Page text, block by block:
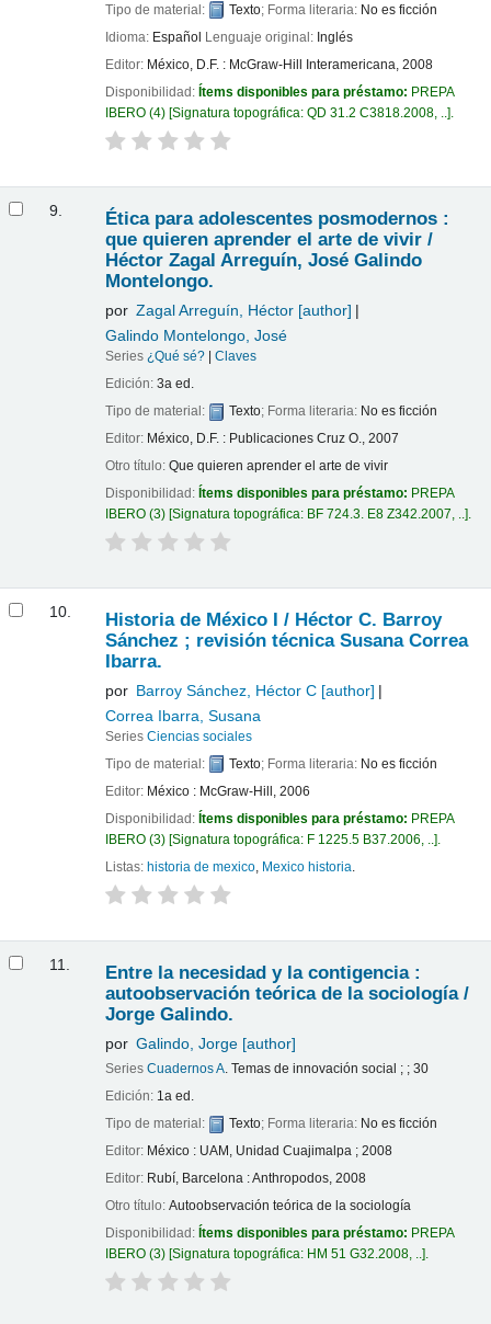
Tipo de material:
Texto; Forma literaria: No es ficción
Idioma: Español Lenguaje original: Inglés
Editor: México, D.F. : McGraw-Hill Interamericana, 2008
Disponibilidad: Ítems disponibles para préstamo: PREPA
IBERO(4) Signatura topográfica: QD 31.2 C3818.2008, .. .
9.
Ética para adolescentes posmodernos :
que quieren aprender el arte de vivir /
Héctor Zagal Arreguín, José Galindo
Montelongo.
por Zagal Arreguín, Héctor[author]
Galindo Montelongo, José
Series ¿Qué sé?| Claves
Edición: 3a ed.
Tipo de material:
Texto; Forma literaria: No es ficción
Editor: México, D.F. : Publicaciones Cruz O., 2007
Otro título: Que quieren aprender el arte de vivir
Disponibilidad: Ítems disponibles para préstamo: PREPA
IBERO(3) Signatura topográfica: BF 724.3. E8 Z342.2007, .. .
10. Historia de México I / Héctor C. Barroy
Sánchez ; revisión técnica Susana Correa
Ibarra.
por Barroy Sánchez, Héctor C[author]
Correa Ibarra, Susana
Series Ciencias sociales
Tipo de material:
Texto; Forma literaria: No es ficción
Editor: México : McGraw-Hill, 2006
Disponibilidad: Ítems disponibles para préstamo: PREPA
IBERO(3) Signatura topográfica: F 1225.5 B37.2006, .. .
Listas: historia de mexico, Mexico historia.
11.
Entre la necesidad y la contigencia :
autoobservación teórica de la sociología /
Jorge Galindo.
por Galindo, Jorge[author]
Series Cuadernos A. Temas de innovación social ; ; 30
Edición: 1a ed.
Tipo de material:
Texto; Forma literaria: No es ficción
Editor: México : UAM, Unidad Cuajimalpa ; 2008
Editor: Rubí, Barcelona : Anthropodos, 2008
Otro título: Autoobservación teórica de la sociología
Disponibilidad: Ítems disponibles para préstamo: PREPA
IBERO(3) Signatura topográfica: HM 51 G32.2008, .. .